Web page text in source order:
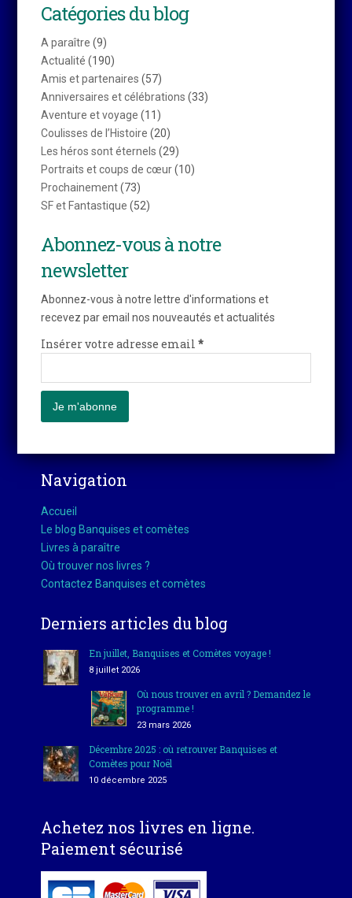
Catégories du blog
A paraître (9)
Actualité (190)
Amis et partenaires (57)
Anniversaires et célébrations (33)
Aventure et voyage (11)
Coulisses de l’Histoire (20)
Les héros sont éternels (29)
Portraits et coups de cœur(10)
Prochainement(73)
SF et Fantastique (52)
Abonnez-vous à notre
newsletter
Abonnez-vous à notre lettre d'informations et
recevez par email nos nouveautés et actualités
Insérer votre adresse email*
Navigation
Accueil
Le blog Banquises et comètes
Livres à paraître
Où trouver nos livres ?
Contactez Banquises et comètes
Derniers articles du blog
En juillet, Banquises et Comètes voyage !
8 juillet 2026
Où nous trouver en avril ? Demandez le
programme !
23 mars 2026
Décembre 2025 : où retrouver Banquises et
Comètes pour Noël
10 décembre 2025
Achetez nos livres en ligne.
Paiement sécurisé